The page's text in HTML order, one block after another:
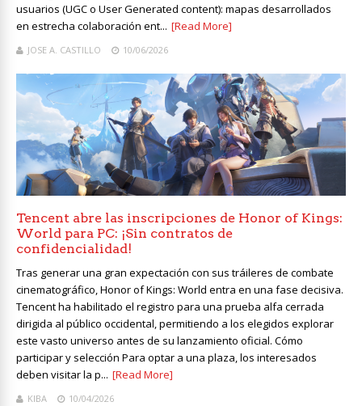
usuarios (UGC o User Generated content): mapas desarrollados
en estrecha colaboración ent... [Read More]
JOSE A. CASTILLO 10/06/2026
Tencent abre las inscripciones de Honor of Kings:
World para PC: ¡Sin contratos de
confidencialidad!
Tras generar una gran expectación con sus tráileres de combate
cinematográfico, Honor of Kings: World entra en una fase decisiva.
Tencent ha habilitado el registro para una prueba alfa cerrada
dirigida al público occidental, permitiendo a los elegidos explorar
este vasto universo antes de su lanzamiento oficial. Cómo
participar y selección Para optar a una plaza, los interesados
deben visitar la p... [Read More]
KIBA 10/04/2026